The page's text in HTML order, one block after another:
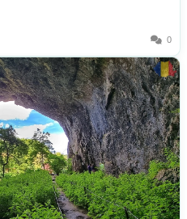
0